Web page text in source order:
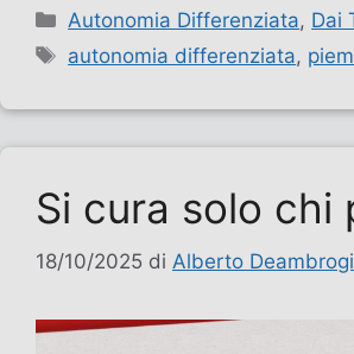
Categorie
Autonomia Differenziata, Dai
Tag
autonomia differenziata,
Si cura solo chi
18/10/2025 di Alberto